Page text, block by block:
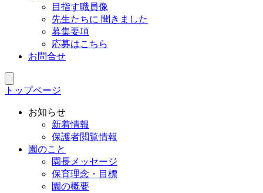
目指す職員像
先生たちに 聞きました
募集要項
応募はこちら
お問合せ
トップページ
お知らせ
新着情報
保護者閲覧情報
園のこと
園長メッセージ
保育理念・目標
園の概要